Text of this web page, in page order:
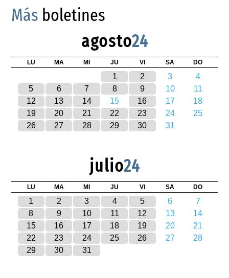
Más boletines
agosto24
LU MA MI JU VI SA DO
1 2 3
4
5
6 7 8 9 10
11
12
13 14 15 16 17
18
19
20 21 22 23 24
25
26
27 28 29 30 31
julio24
LU MA MI JU VI SA DO
1 2 3 4 5 6
7
8
9 10 11 12 13
14
15
16 17 18 19 20
21
22
23 24 25 26 27
28
29
30 31